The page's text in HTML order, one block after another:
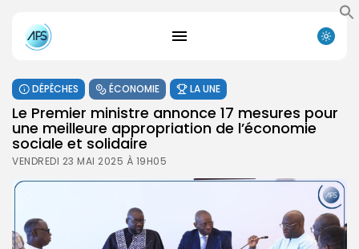
DÉPÊCHES ÉCONOMIE LA UNE
Le Premier ministre annonce 17 mesures pour
une meilleure appropriation de l’économie
sociale et solidaire
VENDREDI 23 MAI 2025 À 19H05